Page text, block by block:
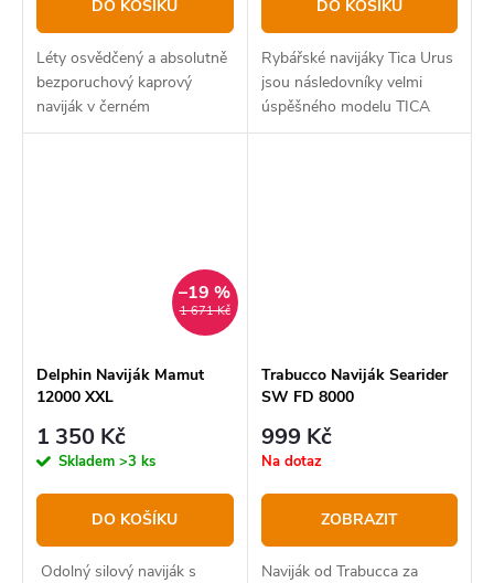
DO KOŠÍKU
Léty osvědčený a absolutně
bezporuchový kaprový
naviják v černém
matném designu.
DO KOŠÍKU
Rybářské navijáky Tica Urus
jsou následovníky velmi
úspěšného modelu TICA
GAA určené pro mořský i
1 671 Kč
–19 %
Delphin Naviják Mamut
12000 XXL
1 350 Kč
Skladem >3 ks
DO KOŠÍKU
Odolný silový naviják s
Trabucco Naviják Searider
SW FD 8000
999 Kč
Na dotaz
ZOBRAZIT
Naviják od Trabucca za